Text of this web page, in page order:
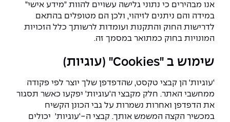
אנו מבהירים כי נתוני גלישה עשויים להוות "מידע אישי"
במידה והם ניתנים לזיהוי, ולכן הם מטופלים בהתאם
לדרישות החוק והתקנות ועומדות לרשותך כלל הזכויות
המונויות בחוק כמתואר במסמך זה.
שימוש ב "Cookies" (עוגיות)
'עוגיות' הן קבצי טקסט, שהדפדפן שלך יוצר לפי פקודה
ממחשבי האתר. חלק מקבצי ה'עוגיות' יפקעו כאשר תסגור
את הדפדפן ואחרות נשמרות על גבי הכונן הקשיח
במכשיר הקצה המשמש אותך. קבצי ה-'עוגיות' יכולים